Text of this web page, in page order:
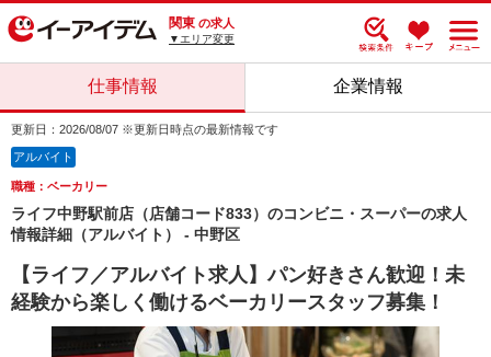
関東 の求人
▼エリア変更
仕事情報 企業情報
更新日：2026/08/07 ※更新日時点の最新情報です
アルバイト
職種：ベーカリー
ライフ中野駅前店（店舗コード833）のコンビニ・スーパーの求人
情報詳細（アルバイト） - 中野区
【ライフ／アルバイト求人】パン好きさん歓迎！未
経験から楽しく働けるベーカリースタッフ募集！